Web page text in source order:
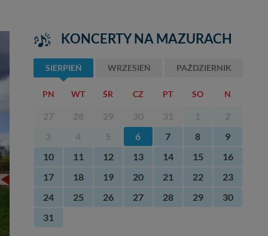
KONCERTY NA MAZURACH
SIERPIEŃ WRZESIEŃ PAŹDZIERNIK
PN WT ŚR CZ PT SO N
27 28 29 30 31 1
2
3
4 5 6 7 8
9
10
11 12 13 14 15
16
17
18 19 20 21 22
23
24
25 26 27 28 29
30
31